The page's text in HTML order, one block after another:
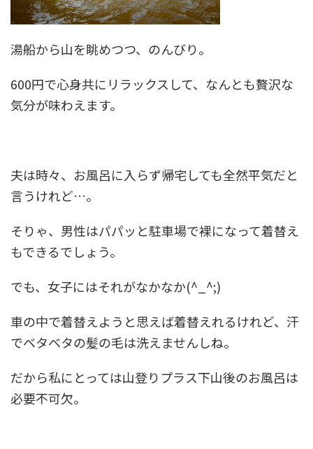
湯船から山を眺めつつ、のんびり。
600円で心身共にリラックスして、なんとも贅沢な
気分が味わえます。
夫は時々、お風呂に入らず帰宅しても全然平気だと
言うけれど…。
そりゃ、男性はパパッと駐車場で裸になって着替え
もできるでしょう。
でも、女子にはそれがなかなか(^_^;)
車の中で着替えようと思えば着替えれるけれど、汗
でベタベタの髪の毛は洗えませんしね。
だから私にとっては山登りプラス下山後のお風呂は
必要不可欠。